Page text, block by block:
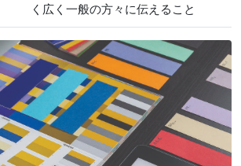
く広く一般の方々に伝えること